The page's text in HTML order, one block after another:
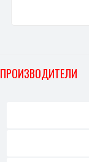
ПРОИЗВОДИТЕЛИ